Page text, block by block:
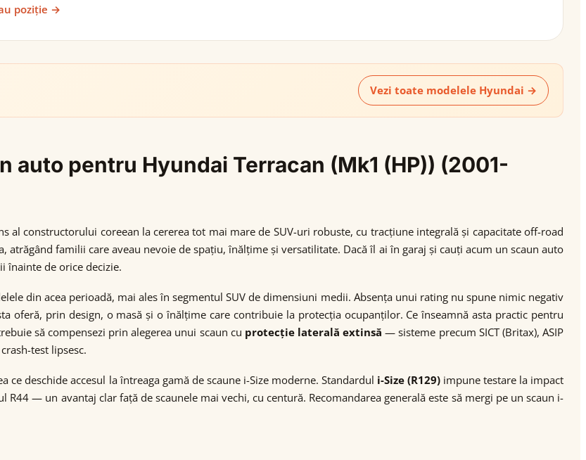
poziție →
Vezi toate modelele Hyundai →
auto pentru Hyundai Terracan (Mk1 (HP)) (2001-
al constructorului coreean la cererea tot mai mare de SUV-uri robuste, cu tracțiune integrală și capacitate off-road
atrăgând familii care aveau nevoie de spațiu, înălțime și versatilitate. Dacă îl ai în garaj și cauți acum un scaun auto
înainte de orice decizie.
din acea perioadă, mai ales în segmentul SUV de dimensiuni medii. Absența unui rating nu spune nimic negativ
oferă, prin design, o masă și o înălțime care contribuie la protecția ocupanților. Ce înseamnă asta practic pentru
să compensezi prin alegerea unui scaun cu protecție laterală extinsă — sisteme precum SICT (Britax), ASIP
test lipsesc.
ce deschide accesul la întreaga gamă de scaune i-Size moderne. Standardul i-Size (R129)impune testare la impact
— un avantaj clar față de scaunele mai vechi, cu centură. Recomandarea generală este să mergi pe un scaun i-